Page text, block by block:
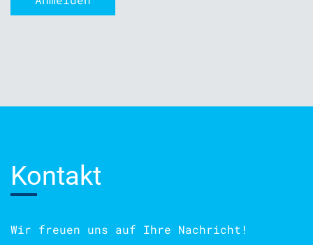
Kontakt
Wir freuen uns auf Ihre Nachricht!